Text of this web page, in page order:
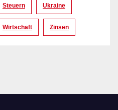
Steuern Ukraine
Wirtschaft Zinsen